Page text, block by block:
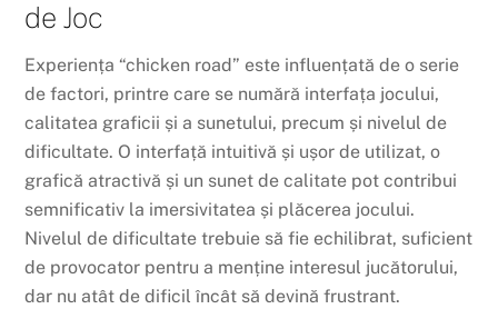
de Joc
Experiența “chicken road” este influențată de o serie
de factori, printre care se numără interfața jocului,
calitatea graficii și a sunetului, precum și nivelul de
dificultate. O interfață intuitivă și ușor de utilizat, o
grafică atractivă și un sunet de calitate pot contribui
semnificativ la imersivitatea și plăcerea jocului.
Nivelul de dificultate trebuie să fie echilibrat, suficient
de provocator pentru a menține interesul jucătorului,
dar nu atât de dificil încât să devină frustrant.